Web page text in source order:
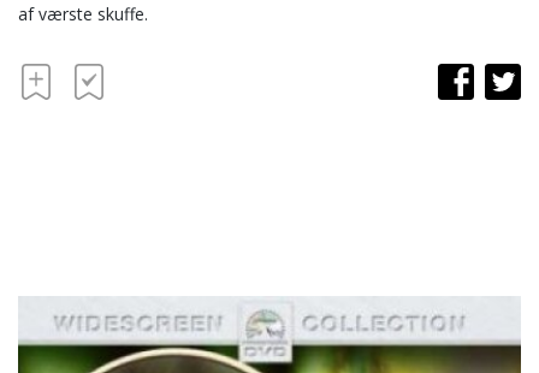
af værste skuffe.